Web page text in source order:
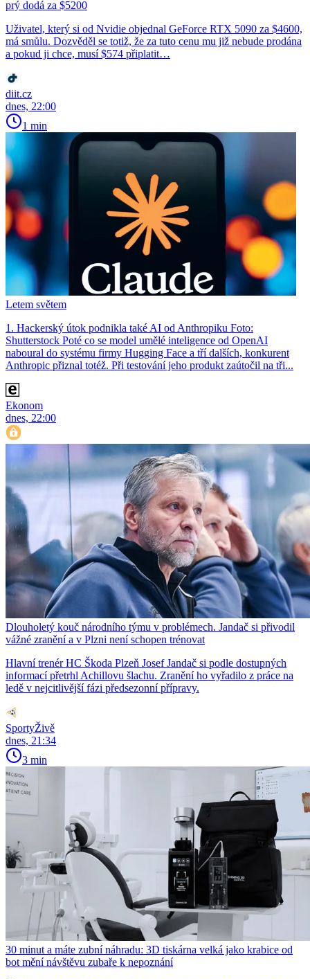
prý dodá za $5200
Uživatel, který si od Nvidie objednal GeForce RTX 5090 za $4600,
má smůlu. Dozvěděl se totiž, že za tuto cenu mu již nebude prodána
a pokud ji chce, musí $574 připlatit…
diit.cz
dnes, 22:00
1 min
Letem světem
1. Hackerský útok podnikla také AI od Anthropiku Foto:
Shutterstock Poté co se model umělé inteligence od OpenAI
naboural do systému firmy Hugging Face a tří dalších, konkurent
Anthro­pic přiznal totéž. Při testování jeho produkt zaútočil na tři...
Ekonom
dnes, 22:00
Dlouholetý kouč národního týmu v problémech. Jandač si přivodil
vážné zranění a v Plzni není schopen trénovat
Hlavní trenér HC Škoda Plzeň Josef Jandač si podle dostupných
informací přetrhl Achillovu šlachu. Zranění ho vyřadilo z práce na
ledě v nejcitlivější fázi předsezonní přípravy.
SportyŽivě
dnes, 21:34
3 min
30 minut a máte zubní náhradu: 3D tiskárna velká jako krabice od
bot mění návštěvu zubaře k nepoznání